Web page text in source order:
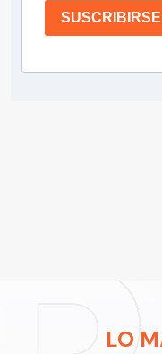
SUSCRIBIRSE
LO